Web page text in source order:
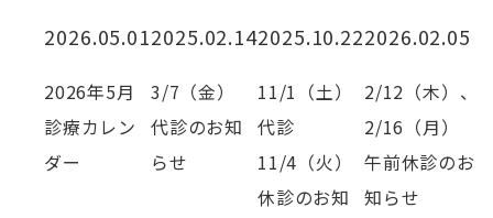
2026.05.01
2026年5月
診療カレン
ダー
2025.02.14
3/7（金）
代診のお知
らせ
2025.10.22
11/1（土）
代診
11/4（火）
休診のお知
2026.02.05
2/12（木）、
2/16（月）
午前休診のお
知らせ